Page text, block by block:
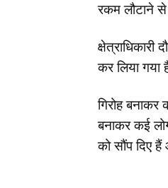
रकम लौटाने से
कर लिया गया
गिरोह
बनाकर कई
को सौंप दिए